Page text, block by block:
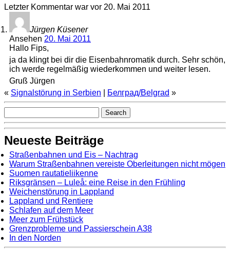
Letzter Kommentar war vor 20. Mai 2011
Jürgen Küsener
Ansehen 20. Mai 2011
Hallo Fips,
ja da klingt bei dir die Eisenbahnromatik durch. Sehr schön,
ich werde regelmäßig wiederkommen und weiter lesen.
Gruß Jürgen
« Signalstörung in Serbien Белград/Belgrad »
Neueste Beiträge
Straßenbahnen und Eis – Nachtrag
Warum Straßenbahnen vereiste Oberleitungen nicht mögen
Suomen rautatieliikenne
Riksgränsen – Luleå: eine Reise in den Frühling
Weichenstörung in Lappland
Lappland und Rentiere
Schlafen auf dem Meer
Meer zum Frühstück
Grenzprobleme und Passierschein A38
In den Norden